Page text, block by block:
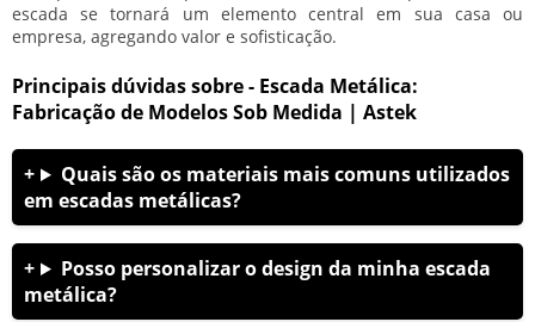
escada se tornará um elemento central em sua casa ou
empresa, agregando valor e sofisticação.
Principais dúvidas sobre - Escada Metálica:
Fabricação de Modelos Sob Medida | Astek
Quais são os materiais mais comuns utilizados
em escadas metálicas?
Posso personalizar o design da minha escada
metálica?